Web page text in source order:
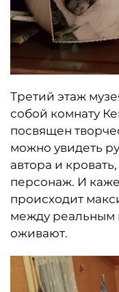
Третий этаж
собой комнату
посвящен
можно увидеть
автора и
персонаж. И
происходит
между
оживают.